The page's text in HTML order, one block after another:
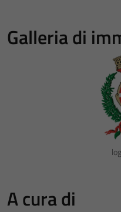
Galleria di
A cura di